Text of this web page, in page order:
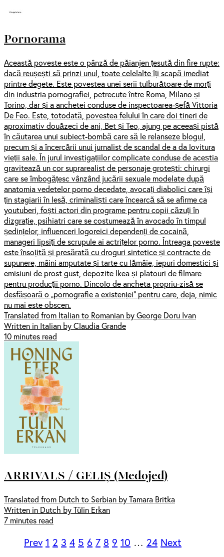
Pornorama
Această poveste este o pânză de păianjen țesută din fire rupte:
dacă reușești să prinzi unul, toate celelalte îți scapă imediat
printre degete. Este povestea unei serii tulburătoare de morți
din industria pornografiei, petrecute între Roma, Milano și
Torino, dar și a anchetei conduse de inspectoarea-șefă Vittoria
De Feo. Este, totodată, povestea felului în care doi tineri de
aproximativ douăzeci de ani, Bet și Teo, ajung pe aceeași pistă
în căutarea unui subiect-bombă care să le relanseze blogul,
precum și a încercării unui jurnalist de scandal de a da lovitura
vieții sale. În jurul investigațiilor complicate conduse de aceștia
gravitează un cor suprarealist de personaje grotești: chirurgi
care se îmbogățesc vânzând jucării sexuale modelate după
anatomia vedetelor porno decedate, avocați diabolici care își
țin stagiarii în lesă, criminaliști care încearcă să se afirme ca
youtuberi, foști actori din programe pentru copii căzuți în
dizgrație, psihiatri care se costumează în avocado în timpul
ședințelor, influenceri logoreici dependenți de cocaină,
manageri lipsiți de scrupule ai actrițelor porno. Întreaga poveste
este însoțită și presărată cu droguri sintetice și contracte de
supunere, mâini amputate și tarte cu lămâie, iepuri domestici și
emisiuni de prost gust, depozite Ikea și platouri de filmare
pentru producții porno. Dincolo de ancheta propriu-zisă se
desfășoară o „pornografie a existenței” pentru care, deja, nimic
nu mai este obscen.
Translated from Italian to Romanian by George Doru Ivan
Written in Italian by Claudia Grande
10 minutes read
ARRIVALS / GELIȘ (Medojed)
Translated from Dutch to Serbian by Tamara Britka
Written in Dutch by Tülin Erkan
7 minutes read
Prev 1 2 3 4 5 6 7 8 9 10 … 24 Next